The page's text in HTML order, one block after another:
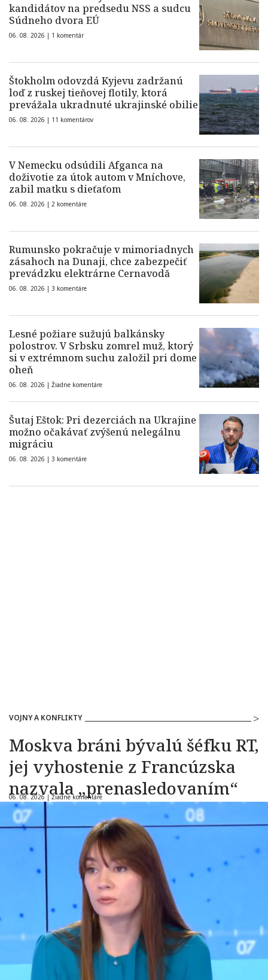
kandidátov na predsedu NSS a sudcu
Súdneho dvora EÚ
06. 08. 2026 | 1 komentár
Štokholm odovzdá Kyjevu zadržanú
loď z ruskej tieňovej flotily, ktorá
prevážala ukradnuté ukrajinské obilie
06. 08. 2026 | 11 komentárov
V Nemecku odsúdili Afganca na
doživotie za útok autom v Mníchove,
zabil matku s dieťaťom
06. 08. 2026 | 2 komentáre
Rumunsko pokračuje v mimoriadnych
zásahoch na Dunaji, chce zabezpečiť
prevádzku elektrárne Cernavodă
06. 08. 2026 | 3 komentáre
Lesné požiare sužujú balkánsky
polostrov. V Srbsku zomrel muž, ktorý
si v extrémnom suchu založil pri dome
oheň
06. 08. 2026 | Žiadne komentáre
Šutaj Eštok: Pri dezerciách na Ukrajine
možno očakávať zvýšenú nelegálnu
migráciu
06. 08. 2026 | 3 komentáre
VOJNY A KONFLIKTY
Moskva bráni bývalú šéfku RT,
jej vyhostenie z Francúzska
nazvala „prenasledovaním“
06. 08. 2026 |Žiadne komentáre